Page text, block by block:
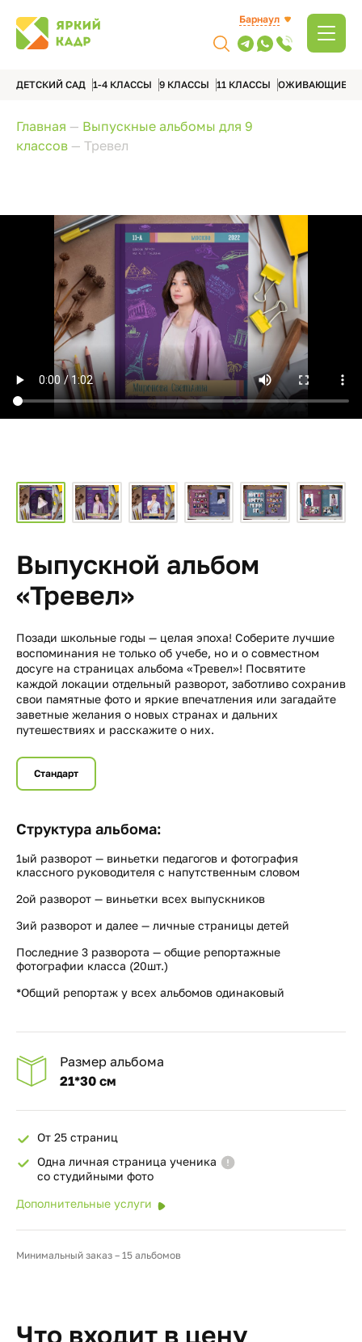
Барнаул
ДЕТСКИЙ САД 1-4 КЛАССЫ 9 КЛАССЫ 11 КЛАССЫ ОЖИВАЮЩИЕ
Главная — Выпускные альбомы для 9
классов — Тревел
Выпускной альбом
«Тревел»
Позади школьные годы — целая эпоха! Соберите лучшие
воспоминания не только об учебе, но и о совместном
досуге на страницах альбома «Тревел»! Посвятите
каждой локации отдельный разворот, заботливо сохранив
свои памятные фото и яркие впечатления или загадайте
заветные желания о новых странах и дальних
путешествиях и расскажите о них.
Стандарт
Структура альбома:
1ый разворот — виньетки педагогов и фотография
классного руководителя с напутственным словом
2ой разворот — виньетки всех выпускников
3ий разворот и далее — личные страницы детей
Последние 3 разворота — общие репортажные
фотографии класса (20шт.)
*Общий репортаж у всех альбомов одинаковый
Размер альбома
21*30 см
От 25 страниц
Одна личная страница ученика
со студийными фото
Дополнительные услуги
Минимальный заказ – 15 альбомов
Что входит в цену